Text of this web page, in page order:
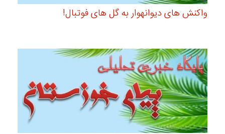
واکنش های دیوانهوار به گل های فوتبال!